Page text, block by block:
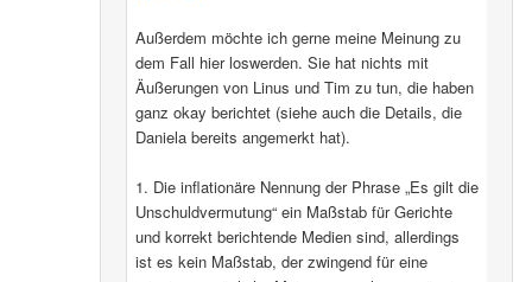
Außerdem möchte ich gerne meine Meinung zu
dem Fall hier loswerden. Sie hat nichts mit
Äußerungen von Linus und Tim zu tun, die haben
ganz okay berichtet (siehe auch die Details, die
Daniela bereits angemerkt hat).
1. Die inflationäre Nennung der Phrase „Es gilt die
Unschuldvermutung“ ein Maßstab für Gerichte
und korrekt berichtende Medien sind, allerdings
ist es kein Maßstab, der zwingend für eine